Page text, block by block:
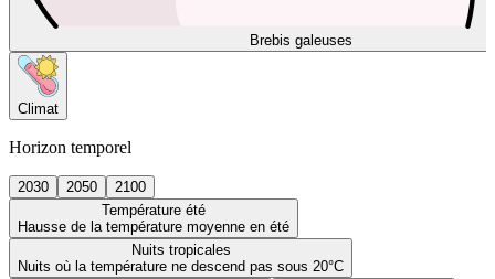
Brebis galeuses
Climat
Horizon temporel
2030 2050
2100
Température été
Hausse de la température moyenne en été
Nuits tropicales
Nuits où la température ne descend pas sous 20°C